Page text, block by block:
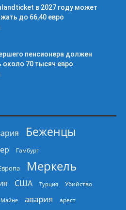
в 2027 году может
до 66,40 евро
пенсионера должен
около 70 тысяч евро
Беженцы
Гамбург
Меркель
США Турция Убийство
авария арест